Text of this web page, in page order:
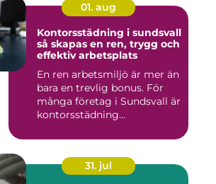
01. aug
Kontorsstädning i sundsvall
så skapas en ren, trygg och
effektiv arbetsplats
En ren arbetsmiljö är mer än
bara en trevlig bonus. För
många företag i Sundsvall är
kontorsstädning...
31. jul